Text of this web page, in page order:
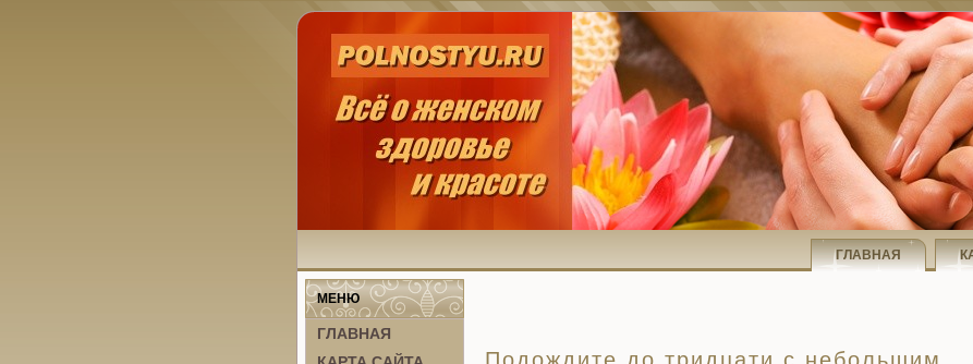
ГЛАВНАЯ
МЕНЮ
ГЛАВНАЯ